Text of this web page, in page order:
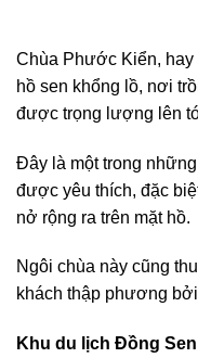
Chùa Phước Kiển, hay
hồ sen khổng lồ, nơi
được trọng lượng lên
Đây là một trong những
được yêu thích, đặc
nở rộng ra trên mặt hồ.
Ngôi chùa này cũng
khách thập phương
Khu du lịch Đồng